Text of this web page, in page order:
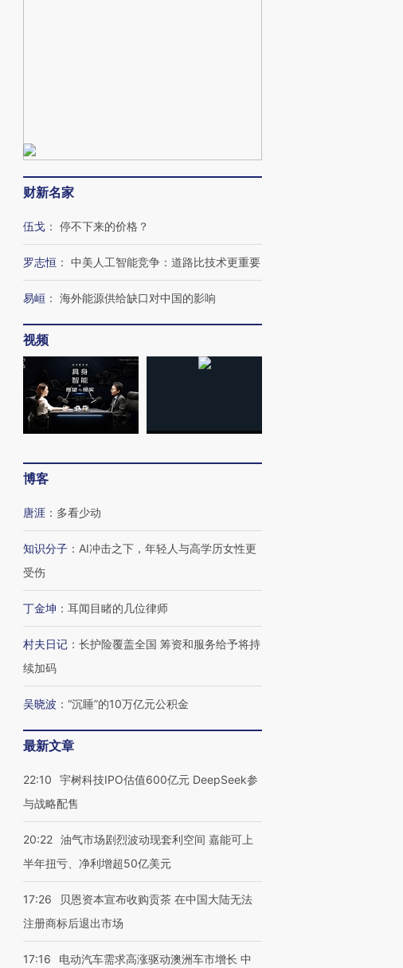
财新名家
伍戈 ： 停不下来的价格？
罗志恒 ： 中美人工智能竞争：道路比技术更重要
易峘 ： 海外能源供给缺口对中国的影响
视频
博客
唐涯 ： 多看少动
知识分子 ： AI冲击之下，年轻人与高学历女性更
受伤
丁金坤 ： 耳闻目睹的几位律师
村夫日记 ： 长护险覆盖全国 筹资和服务给予将持
续加码
吴晓波 ： “沉睡”的10万亿元公积金
最新文章
22:10
宇树科技IPO估值600亿元 DeepSeek参
与战略配售
20:22 油气市场剧烈波动现套利空间 嘉能可上
半年扭亏、净利增超50亿美元
17:26
贝恩资本宣布收购贡茶 在中国大陆无法
注册商标后退出市场
17:16
电动汽车需求高涨驱动澳洲车市增长 中